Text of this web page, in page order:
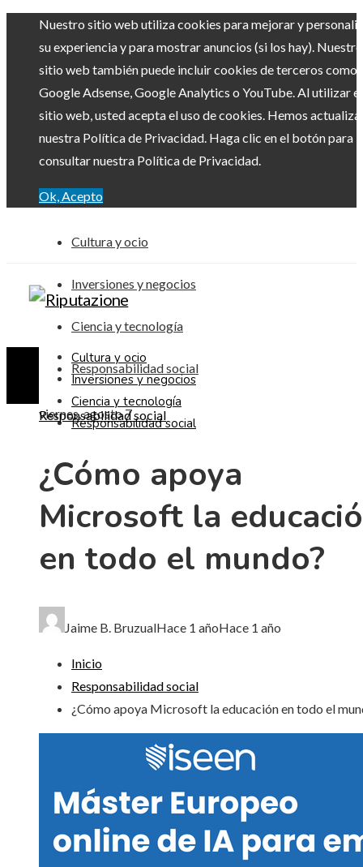
Nuestro sitio web utiliza cookies para mejorar y
su experiencia y para mostrar anuncios (si los hay). Nuestro
sitio web también puede incluir cookies de terceros como
Google Adsense, Google Analytics o YouTube. Al utilizar el
sitio web, usted acepta el uso de cookies. Hemos
nuestra Política de Privacidad. Haga clic en el botón para
consultar nuestra Política de Privacidad.
Ok, Acepto
Cultura y ocio
Inversiones y negocios
Ciencia y tecnología
Responsabilidad social
viernes, agosto 7
Cultura y ocio
Inversiones y negocios
Ciencia y tecnología
Responsabilidad social
Responsabilidad social
¿Cómo apoya
Microsoft la
en todo el mundo?
Jaime B. BruzualHace 1 añoHace 1 año
Inicio
Responsabilidad social
¿Cómo apoya Microsoft la educación en todo el